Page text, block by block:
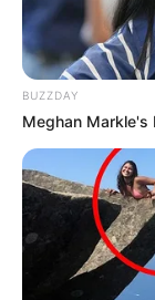
BUZZDAY
Meghan Markle's